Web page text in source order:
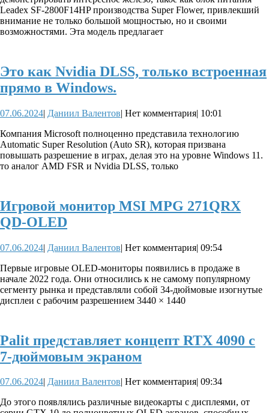
пять
RTX
4090
Leadex SF-2800F14HP производства Super Flower, привлекший
внимание не только большой мощностью, но и своими
возможностями. Эта модель предлагает
Это как Nvidia DLSS, только встроенная
прямо в Windows.
Nvidia
DLSS,
только
встроенная
в
Windows.
07.06.202407.06.2024
| Даниил ВалентовДаниил
| Нет комментария| 10:01
Компания Microsoft полноценно представила технологию
Automatic Super Resolution (Auto SR), которая призвана
повышать разрешение в играх, делая это на уровне Windows 11.
то аналог AMD FSR и Nvidia DLSS, только
Игровой монитор MSI MPG 271QRX
QD-OLEDИгровой
MSI
MPG
271QRX
QD-
07.06.202407.06.2024
| Даниил ВалентовДаниил
| Нет комментария| 09:54
Первые игровые OLED-мониторы появились в продаже в
начале 2022 года. Они относились к не самому популярному
сегменту рынка и представляли собой 34-дюймовые изогнутые
дисплеи с рабочим разрешением 3440 × 1440
Palit представляет концепт RTX 4090 с
7-дюймовым экраномPalit
концепт
RTX
07.06.202407.06.2024
| Даниил ВалентовДаниил
| Нет комментария| 09:34
До этого появлялись различные видеокарты с дисплеями, от